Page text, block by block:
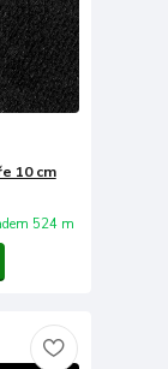
10 cm
524 m